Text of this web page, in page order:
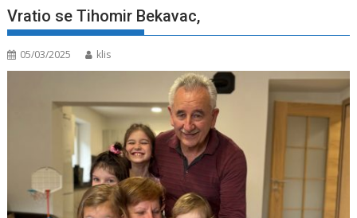
Vratio se Tihomir Bekavac,
05/03/2025 klis